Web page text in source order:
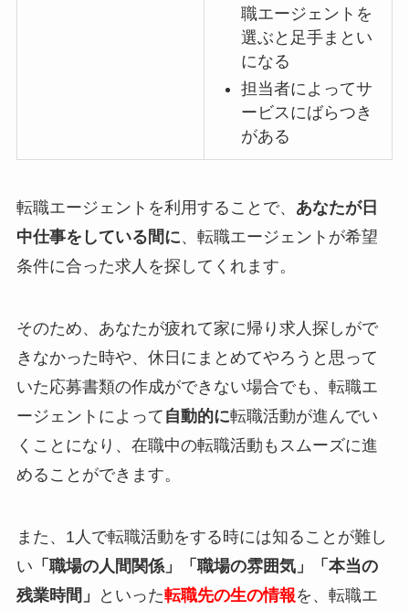
職エージェントを
選ぶと足手まとい
になる
担当者によってサ
ービスにばらつき
がある
転職エージェントを利用することで、 あなたが日
中仕事をしている間に、転職エージェントが希望
条件に合った求人を探してくれます。
そのため、あなたが疲れて家に帰り求人探しがで
きなかった時や、休日にまとめてやろうと思って
いた応募書類の作成ができない場合でも、転職エ
ージェントによって 自動的に転職活動が進んでい
く ことになり、在職中の転職活動もスムーズに進
めることができます。
また、1人で転職活動をする時には知ることが難し
い 「職場の人間関係」
「職場の雰囲気」「本当の
残業時間」
といった転職先の生の情報を、転職エ